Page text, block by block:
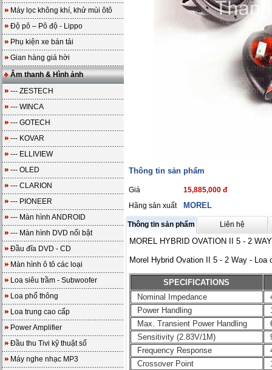
Máy lọc không khí, khử mùi ôtô
Độ pô – Pô độ - Lippo
Phụ kiện xe bán tải
Gian hàng giá hời
Âm thanh & Hình ảnh
--- ZESTECH
--- WINCA
--- GOTECH
--- KOVAR
--- ELLIVIEW
--- OLED
--- CLARION
--- PIONEER
--- Màn hình ANDROID
--- Màn hình DVD nổi bật
Đầu đĩa DVD - CD
Màn hình ô tô các loại
Loa siêu trầm - Subwoofer
Loa phổ thông
Loa trung cao cấp
Power Amplifier
Đầu thu Tivi kỹ thuật số
Máy nghe nhạc MP3
Thông tin sản phẩm
Giá
15,885,000 đ
Hãng sản xuất
MOREL
Thông tin sản phẩm Liên hệ
MOREL HYBRID OVATION II 5 - 2 WAY
Morel Hybrid Ovation II 5 - 2 Way -
SPECIFICATIONS
Nominal Impedance
Power Handling
Max. Transient Power Handling
Sensitivity (2.83V/1M)
Frequency Response
Crossover Point